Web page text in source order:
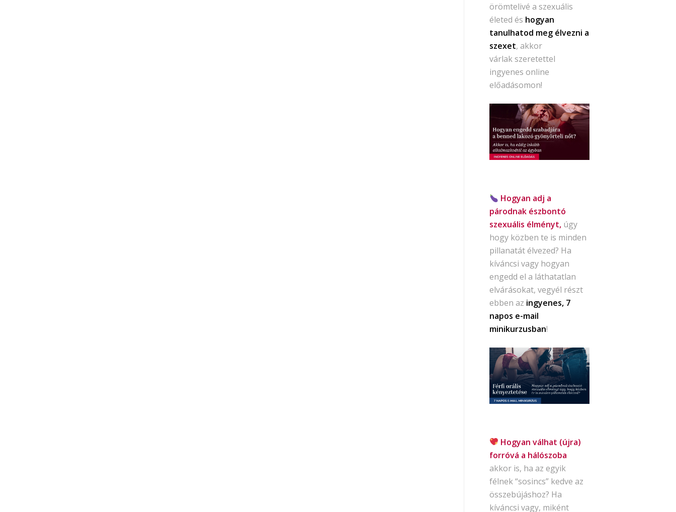
örömtelivé a szexuális
életed és hogyan
tanulhatod meg élvezni a
szexet, akkor
várlak szeretettel
ingyenes online
előadásomon!
Hogyan adj a
párodnak észbontó
szexuális élményt, úgy
hogy közben te is minden
pillanatát élvezed? Ha
kíváncsi vagy hogyan
engedd el a láthatatlan
elvárásokat, vegyél részt
ebben az ingyenes, 7
napos e-mail
minikurzusban!
Hogyan válhat (újra)
forróvá a hálószoba
akkor is, ha az egyik
félnek “sosincs” kedve az
összebújáshoz? Ha
kíváncsi vagy, miként